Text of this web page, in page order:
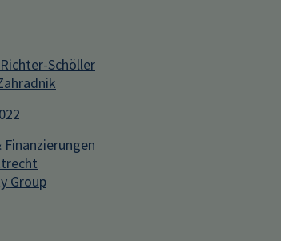
Schöller
Group